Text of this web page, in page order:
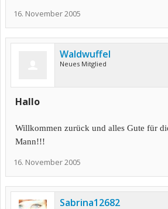
16. November 2005
Waldwuffel
Neues Mitglied
Hallo
Willkommen zurück und alles Gute für
Mann!!!
16. November 2005
Sabrina12682